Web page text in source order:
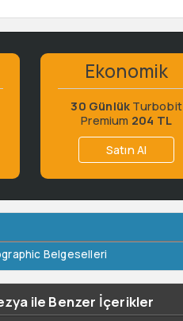
Ekonomik
30 Günlük Turbobit
Premium 204 TL
Satın Al
Belgeselleri
ile Benzer İçerikler